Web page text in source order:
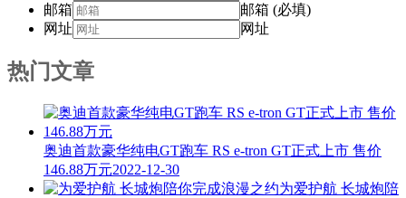
邮箱
邮箱 (必填)
网址
网址
热门文章
奥迪首款豪华纯电GT跑车 RS e-tron GT正式上市 售价
146.88万元2022-12-30
为爱护航 长城炮陪